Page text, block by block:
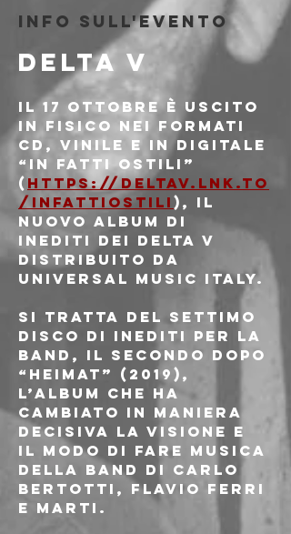
Info sull'evento
DELTA V
Il 17 ottobre è uscito
in fisico nei formati
cd, vinile e in digitale
“IN FATTI OSTILI”
( https://deltav.lnk.to
/infattiostili ), il
nuovo album di
inediti dei DELTA V
distribuito da
Universal Music Italy.
Si tratta del settimo
disco di inediti per la
band, il secondo dopo
“Heimat” (2019),
l’album che ha
cambiato in maniera
decisiva la visione e
il modo di fare musica
della band di Carlo
Bertotti, Flavio Ferri
e Marti.